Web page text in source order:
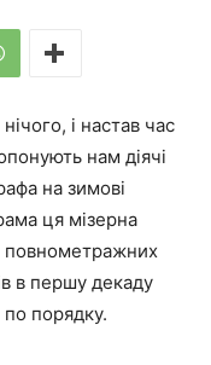
і настав час
нам діячі
на зимові
ця мізерна
повнометражних
в першу декаду
порядку.